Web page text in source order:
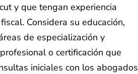
y que tengan experiencia
Considera su educación,
de especialización y
o certificación que
iniciales con los abogados